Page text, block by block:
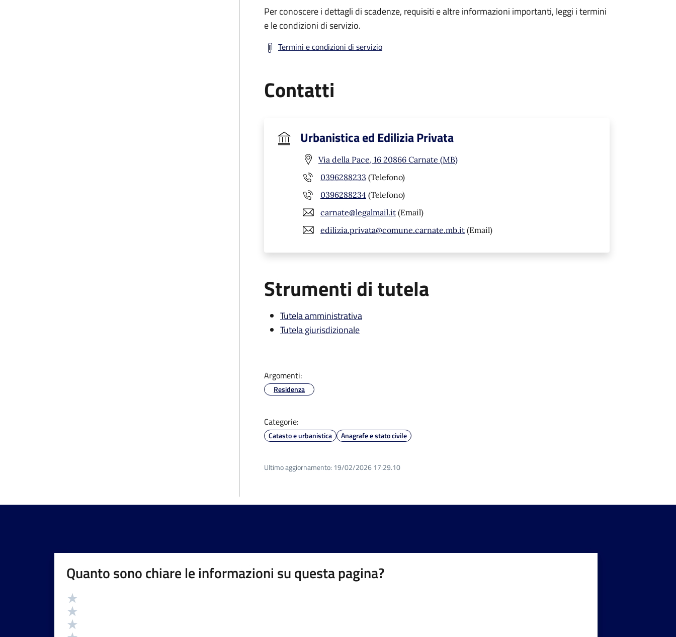
Per conoscere i dettagli di scadenze, requisiti e altre informazioni importanti, leggi i termini
e le condizioni di servizio.
Termini e condizioni di servizio
Contatti
Urbanistica ed Edilizia Privata
Via della Pace, 16 20866 Carnate (MB)
0396288233 (Telefono)
0396288234 (Telefono)
carnate@legalmail.it (Email)
edilizia.privata@comune.carnate.mb.it (Email)
Strumenti di tutela
Tutela amministrativa
Tutela giurisdizionale
Argomenti:
Residenza
Categorie:
Catasto e urbanistica Anagrafe e stato civile
Ultimo aggiornamento: 19/02/2026 17:29.10
Quanto sono chiare le informazioni su questa pagina?
Valutazione